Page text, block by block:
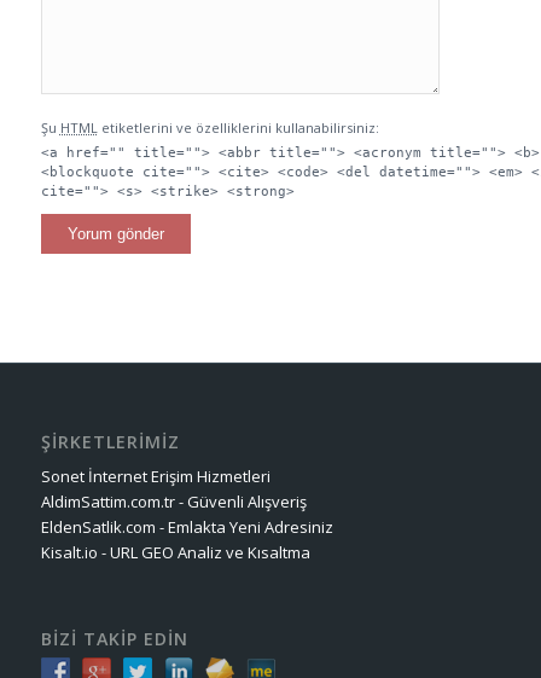
Şu HTMLetiketlerini ve özelliklerini kullanabilirsiniz:
<a href="" title=""> <abbr title=""> <acronym title=""> <b>
<blockquote cite=""> <cite> <code> <del datetime=""> <em>
cite=""> <s> <strike> <strong>
ŞİRKETLERİMİZ
Sonet İnternet Erişim Hizmetleri
AldimSattim.com.tr - Güvenli Alışveriş
EldenSatlik.com - Emlakta Yeni Adresiniz
Kisalt.io - URL GEO Analiz ve Kısaltma
BİZİ TAKİP EDİN